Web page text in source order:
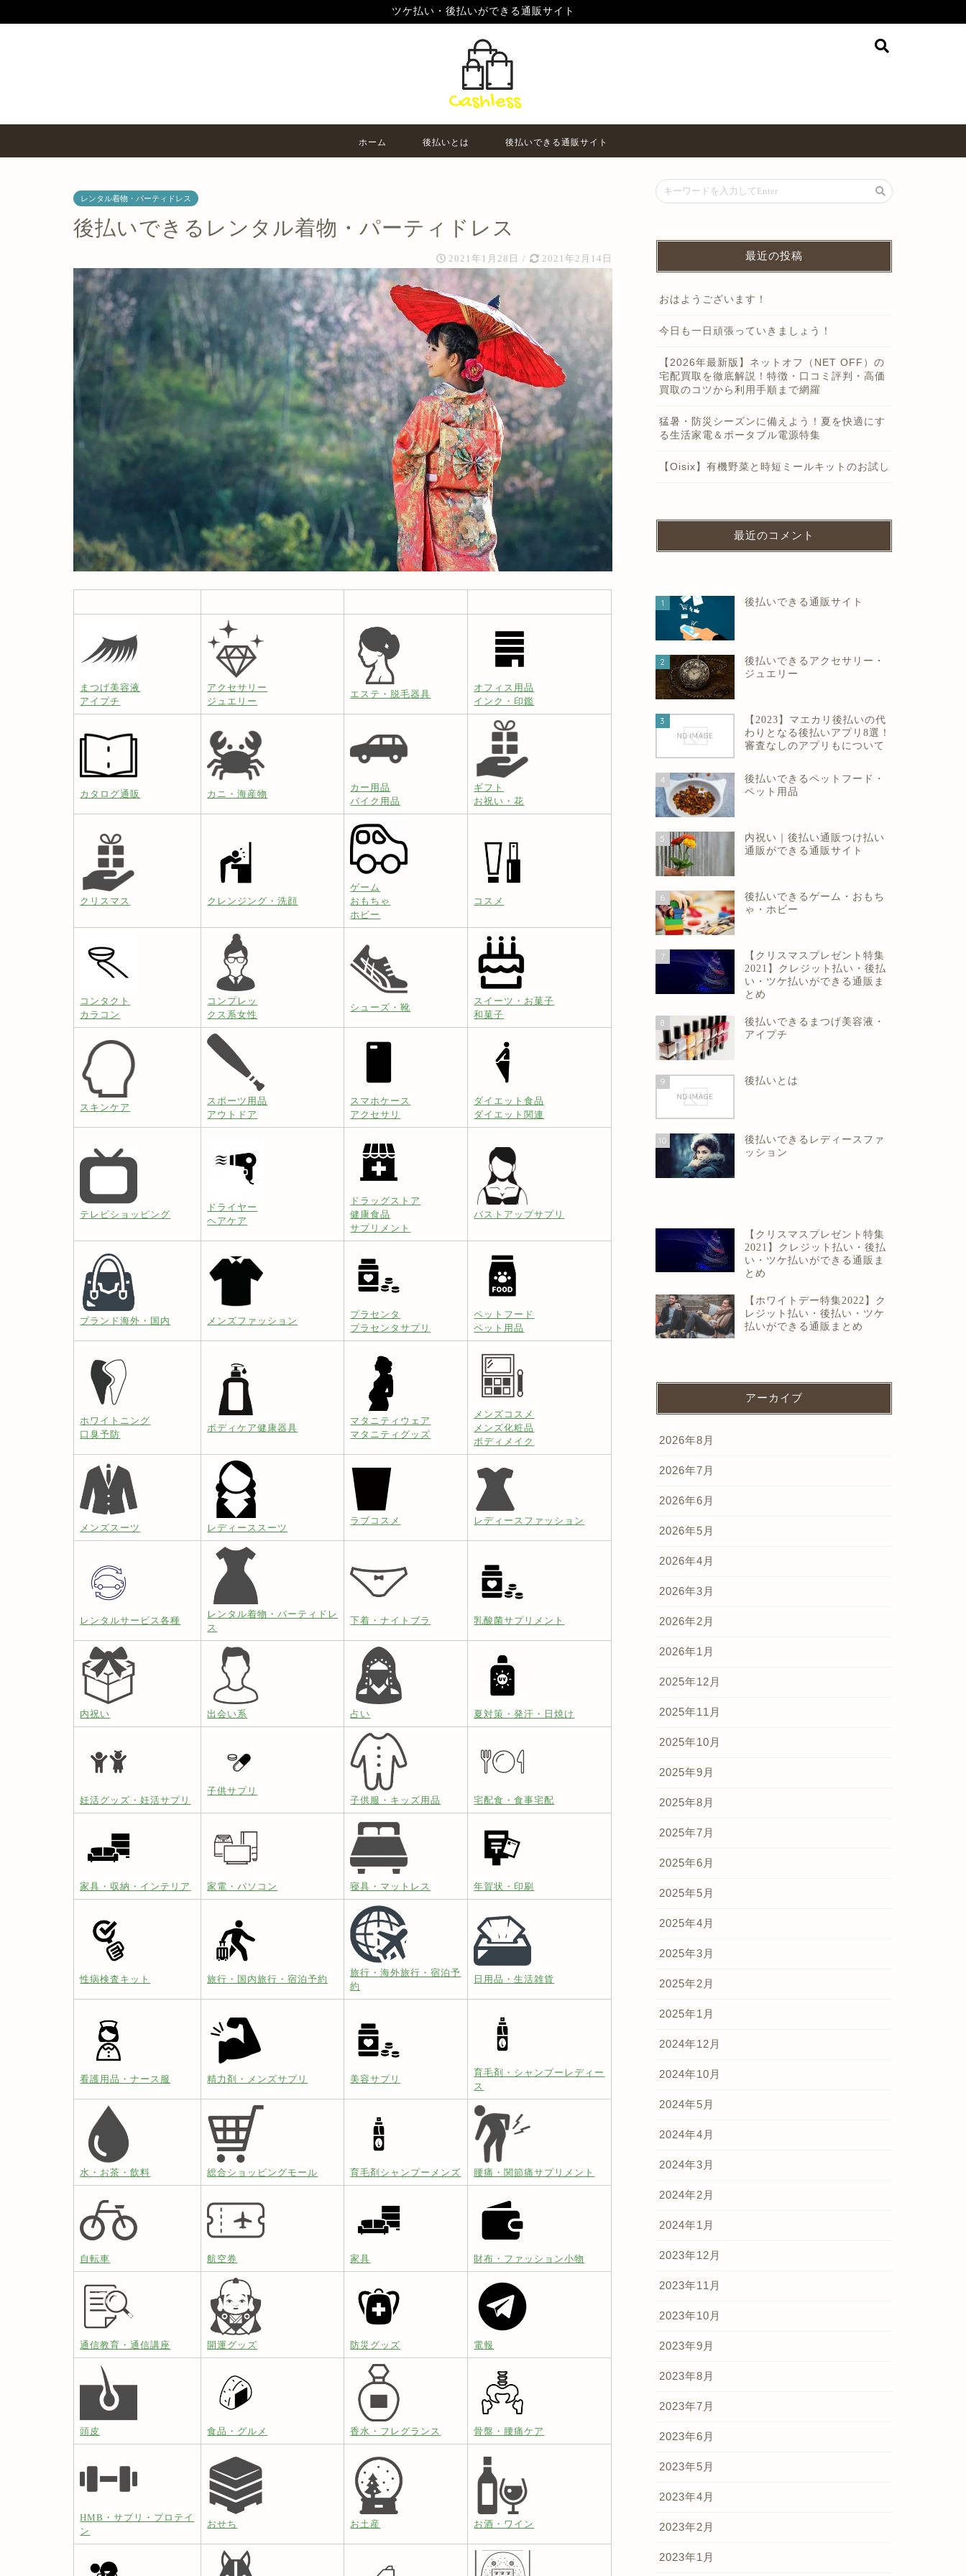
ツケ払い・後払いができる通販サイト
ホーム 後払いとは 後払いできる通販サイト
レンタル着物・パーティドレス
後払いできるレンタル着物・パーティドレス
2021年1月28日 / 2021年2月14日
まつげ美容液
アイプチ
アクセサリー
ジュエリー
エステ・脱毛器具
オフィス用品
インク・印鑑
カタログ通販 カニ・海産物
カー用品
バイク用品
ギフト
お祝い・花
クリスマス クレンジング・洗顔
ゲーム
おもちゃ
ホビー
コスメ
コンタクト
カラコン
コンプレッ
クス系女性
シューズ・靴
スイーツ・お菓子
和菓子
スキンケア
スポーツ用品
アウトドア
スマホケース
アクセサリ
ダイエット食品
ダイエット関連
テレビショッピング
ドライヤー
ヘアケア
ドラッグストア
健康食品
サプリメント
バストアップサプリ
ブランド海外・国内 メンズファッション
プラセンタ
プラセンタサプリ
ペットフード
ペット用品
ホワイトニング
口臭予防
ボディケア健康器具
マタニティウェア
マタニティグッズ
メンズコスメ
メンズ化粧品
ボディメイク
メンズスーツ レディーススーツ
ラブコスメ レディースファッション
レンタルサービス各種
レンタル着物・パーティドレ
ス
下着・ナイトブラ 乳酸菌サプリメント
内祝い 出会い系 占い 夏対策・発汗・日焼け
妊活グッズ・妊活サプリ
子供サプリ
子供服・キッズ用品
宅配食・食事宅配
家具・収納・インテリア 家電・パソコン 寝具・マットレス 年賀状・印刷
性病検査キット 旅行・国内旅行・宿泊予約
旅行・海外旅行・宿泊予
約
日用品・生活雑貨
看護用品・ナース服 精力剤・メンズサプリ 美容サプリ
育毛剤・シャンプーレディー
ス
水・お茶・飲料 総合ショッピングモール 育毛剤シャンプーメンズ 腰痛・関節痛サプリメント
自転車 航空券 家具 財布・ファッション小物
通信教育・通信講座 開運グッズ 防災グッズ 電報
頭皮 食品・グルメ 香水・フレグランス 骨盤・腰痛ケア
HMB・サプリ・プロテイ
ン
おせち お土産 お酒・ワイン
最近の投稿
おはようございます！
今日も一日頑張っていきましょう！
【2026年最新版】ネットオフ（NET OFF）の
宅配買取を徹底解説！特徴・口コミ評判・高価
買取のコツから利用手順まで網羅
猛暑・防災シーズンに備えよう！夏を快適にす
る生活家電＆ポータブル電源特集
【Oisix】有機野菜と時短ミールキットのお試し
最近のコメント
1 後払いできる通販サイト
2
後払いできるアクセサリー・
ジュエリー
3
【2023】マエカリ後払いの代
わりとなる後払いアプリ8選！
審査なしのアプリもについて
4
後払いできるペットフード・
ペット用品
5
内祝い｜後払い通販つけ払い
通販ができる通販サイト
6
後払いできるゲーム・おもち
ゃ・ホビー
7
【クリスマスプレゼント特集
2021】クレジット払い・後払
い・ツケ払いができる通販ま
とめ
8
後払いできるまつげ美容液・
アイプチ
9 後払いとは
10
後払いできるレディースファ
ッション
【クリスマスプレゼント特集
2021】クレジット払い・後払
い・ツケ払いができる通販ま
とめ
【ホワイトデー特集2022】ク
レジット払い・後払い・ツケ
払いができる通販まとめ
アーカイブ
2026年8月
2026年7月
2026年6月
2026年5月
2026年4月
2026年3月
2026年2月
2026年1月
2025年12月
2025年11月
2025年10月
2025年9月
2025年8月
2025年7月
2025年6月
2025年5月
2025年4月
2025年3月
2025年2月
2025年1月
2024年12月
2024年10月
2024年5月
2024年4月
2024年3月
2024年2月
2024年1月
2023年12月
2023年11月
2023年10月
2023年9月
2023年8月
2023年7月
2023年6月
2023年5月
2023年4月
2023年2月
2023年1月